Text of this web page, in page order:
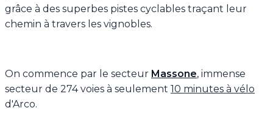
grâce à des superbes pistes cyclables traçant leur
chemin à travers les vignobles.
On commence par le secteur Massone, immense
secteur de 274 voies à seulement 10 minutes à vélo
d'Arco.